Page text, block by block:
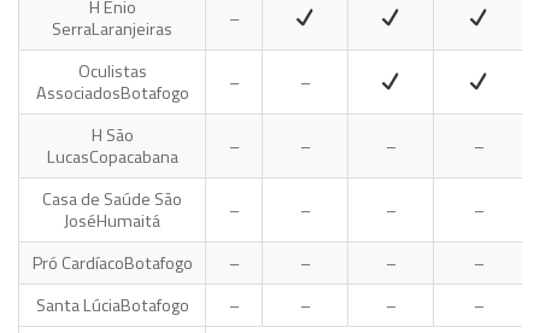
H Ênio
SerraLaranjeiras
–
Oculistas
AssociadosBotafogo –
–
H São
LucasCopacabana – – –
–
Casa de Saúde São
JoséHumaitá – – –
–
Pró CardíacoBotafogo – – –
–
Santa LúciaBotafogo – – –
–